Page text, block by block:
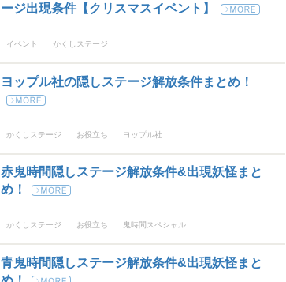
ージ出現条件【クリスマスイベント】
イベント かくしステージ
ヨップル社の隠しステージ解放条件まとめ！
かくしステージ お役立ち ヨップル社
赤鬼時間隠しステージ解放条件&出現妖怪まと
め！
かくしステージ お役立ち 鬼時間スペシャル
青鬼時間隠しステージ解放条件&出現妖怪まと